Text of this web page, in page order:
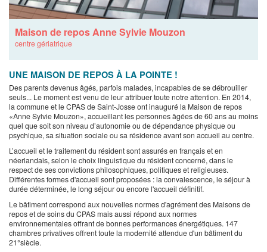
Maison de repos Anne Sylvie Mouzon
centre gériatrique
UNE MAISON DE REPOS À LA POINTE !
Des parents devenus âgés, parfois malades, incapables de se débrouiller
seuls... Le moment est venu de leur attribuer toute notre attention. En 2014,
la commune et le CPAS de Saint-Josse ont inauguré la Maison de repos
«Anne Sylvie Mouzon», accueillant les personnes âgées de 60 ans au moins
quel que soit son niveau d’autonomie ou de dépendance physique ou
psychique, sa situation sociale ou sa résidence avant son accueil au centre.
L’accueil et le traitement du résident sont assurés en français et en
néerlandais, selon le choix linguistique du résident concerné, dans le
respect de ses convictions philosophiques, politiques et religieuses.
Différentes formes d'accueil sont proposées : la convalescence, le séjour à
durée déterminée, le long séjour ou encore l'accueil définitif.
Le bâtiment correspond aux nouvelles normes d'agrément des Maisons de
repos et de soins du CPAS mais aussi répond aux normes
environnementales offrant de bonnes performances énergétiques. 147
chambres privatives offrent toute la modernité attendue d'un bâtiment du
21°siècle.